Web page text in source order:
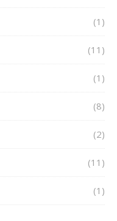
(1)
(11)
(1)
(8)
(2)
(11)
(1)